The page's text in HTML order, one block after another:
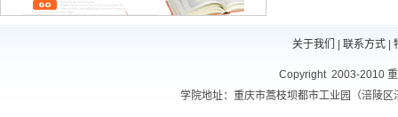
关于我们 联系方式|
Copyright 2003-2010
学院地址：重庆市蒿枝坝都市工业园（涪陵